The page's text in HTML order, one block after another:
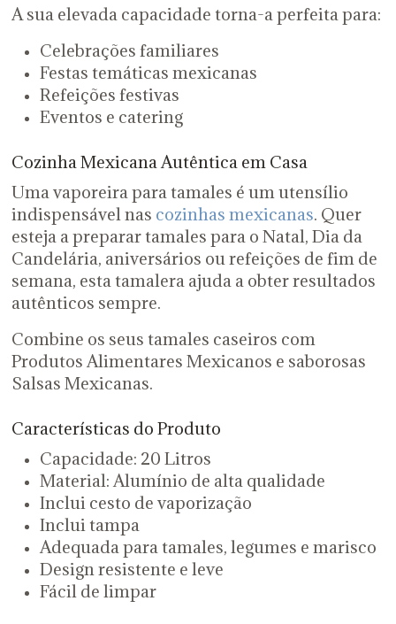
A sua elevada capacidade torna-a perfeita para:
Celebrações familiares
Festas temáticas mexicanas
Refeições festivas
Eventos e catering
Cozinha Mexicana Autêntica em Casa
Uma vaporeira para tamales é um utensílio
indispensável nas cozinhas mexicanas. Quer
esteja a preparar tamales para o Natal, Dia da
Candelária, aniversários ou refeições de fim de
semana, esta tamalera ajuda a obter resultados
autênticos sempre.
Combine os seus tamales caseiros com
Produtos Alimentares Mexicanos e saborosas
Salsas Mexicanas.
Características do Produto
Capacidade: 20 Litros
Material: Alumínio de alta qualidade
Inclui cesto de vaporização
Inclui tampa
Adequada para tamales, legumes e marisco
Design resistente e leve
Fácil de limpar